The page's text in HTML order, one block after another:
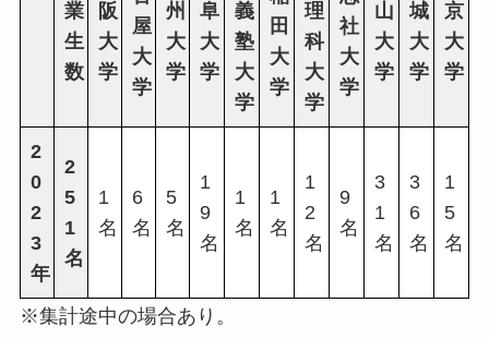
業
生
数
阪
大
学
屋
大
学
州
大
学
阜
大
学
義
塾
大
学
田
大
学
理
科
大
学
社
大
学
山
大
学
城
大
学
京
大
学
2
0
2
3
年
2
5
1
名
1
名
6
名
5
名
1
9
名
1
名
1
名
1
2
名
9
名
3
1
名
3
6
名
1
5
名
※集計途中の場合あり。